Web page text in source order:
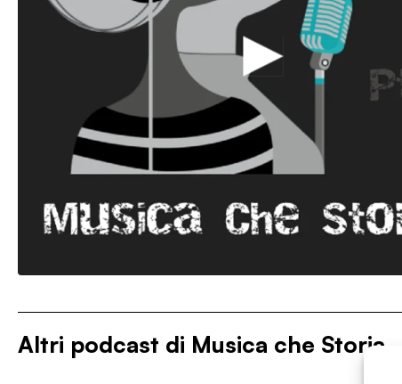
Altri podcast di Musica che Storia